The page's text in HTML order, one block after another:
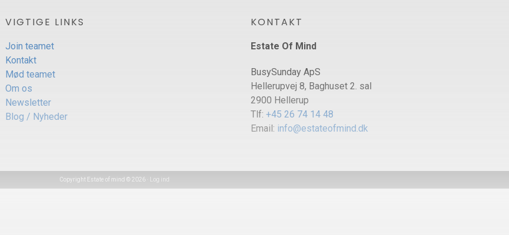
VIGTIGE LINKS
Join teamet
Kontakt
Mød teamet
Om os
Newsletter
Blog / Nyheder
KONTAKT
Estate Of Mind
BusySunday ApS
Hellerupvej 8, Baghuset 2. sal
2900 Hellerup
Tlf: +45 26 74 14 48
Email: info@estateofmind.dk
Copyright Estate of mind © 2026 · Log ind